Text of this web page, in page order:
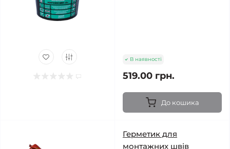
В наявності
519.00 грн.
До кошика
Герметик для
монтажних швів